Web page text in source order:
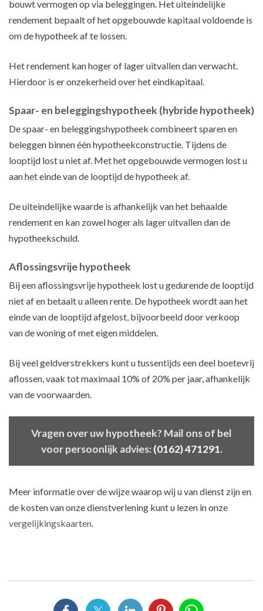
bouwt vermogen op via beleggingen. Het uiteindelijke
rendement bepaalt of het opgebouwde kapitaal voldoende is
om de hypotheek af te lossen.
Het rendement kan hoger of lager uitvallen dan verwacht.
Hierdoor is er onzekerheid over het eindkapitaal.
Spaar- en beleggingshypotheek (hybride hypotheek)
De spaar- en beleggingshypotheek combineert sparen en
beleggen binnen één hypotheekconstructie. Tijdens de
looptijd lost u niet af. Met het opgebouwde vermogen lost u
aan het einde van de looptijd de hypotheek af.
De uiteindelijke waarde is afhankelijk van het behaalde
rendement en kan zowel hoger als lager uitvallen dan de
hypotheekschuld.
Aflossingsvrije hypotheek
Bij een aflossingsvrije hypotheek lost u gedurende de looptijd
niet af en betaalt u alleen rente. De hypotheek wordt aan het
einde van de looptijd afgelost, bijvoorbeeld door verkoop
van de woning of met eigen middelen.
Bij veel geldverstrekkers kunt u tussentijds een deel boetevrij
aflossen, vaak tot maximaal 10% of 20% per jaar, afhankelijk
van de voorwaarden.
Vragen over uw hypotheek? Mail ons of bel
voor persoonlijk advies:(0162) 471291.
Meer informatie over de wijze waarop wij u van dienst zijn en
de kosten van onze dienstverlening kunt u lezen in onze
vergelijkingskaarten.